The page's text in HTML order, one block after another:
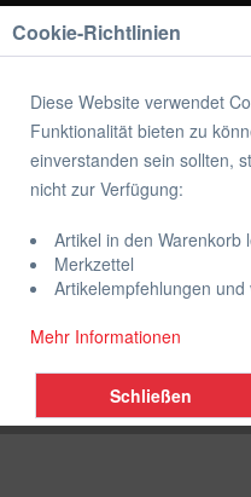
Auswählen
Übersicht Airflow
Airflow
HONDA CBR 1000
Cookie-Richtlinien
Diese Website verwendet
Funktionalität bieten zu
einverstanden sein sollten,
nicht zur Verfügung:
Artikel in den Warenkorb
Merkzettel
Artikelempfehlungen und
Mehr Informationen
Schließen